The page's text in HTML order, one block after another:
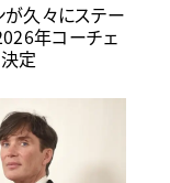
が久々にステー
年コーチェ
定